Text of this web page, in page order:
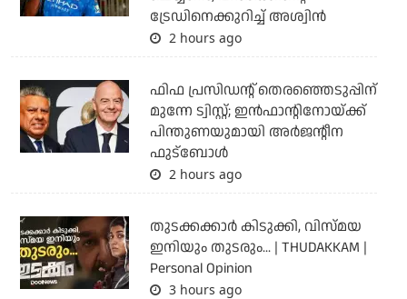
ട്രേഡിനെക്കുറിച്ച് അശ്വിന്‍
2 hours ago
ഫിഫ പ്രസിഡന്റ് തെരഞ്ഞെടുപ്പിന്
മുന്നേ ട്വിസ്റ്റ്; ഇന്‍ഫാന്റിനോയ്ക്ക്
പിന്തുണയുമായി അര്‍ജന്റീന
ഫുട്‌ബോള്‍
2 hours ago
തുടക്കക്കാര്‍ കിടുക്കി, വിസ്മയ
ഇനിയും തുടരും... | THUDAKKAM |
Personal Opinion
3 hours ago